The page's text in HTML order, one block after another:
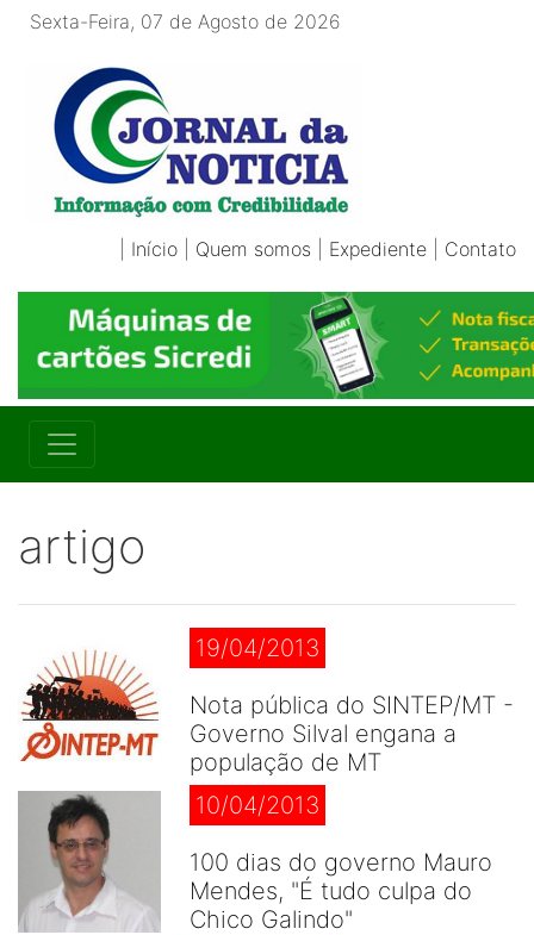
Sexta-Feira, 07 de Agosto de 2026
Início Quem somos Expediente Contato
artigo
19/04/2013
Nota pública do SINTEP/MT -
Governo Silval engana a
população de MT
10/04/2013
100 dias do governo Mauro
Mendes, "É tudo culpa do
Chico Galindo"